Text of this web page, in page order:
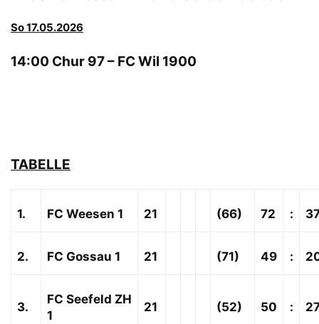
So 17.05.2026
14:00 Chur 97 – FC Wil 1900
TABELLE
1. FC Weesen 1 21 (66) 72 :
2. FC Gossau 1 21 (71) 49 :
3.
FC Seefeld ZH
1
21 (52) 50 :